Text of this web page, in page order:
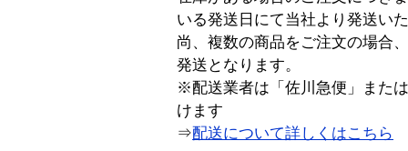
いる発送日にて当社より発送い
尚、複数の商品をご注文の場合
発送となります。
※配送業者は「佐川急便」また
けます
⇒配送について詳しくはこちら